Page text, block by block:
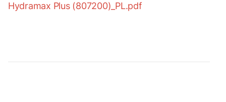
Hydramax Plus (807200)_PL.pdf